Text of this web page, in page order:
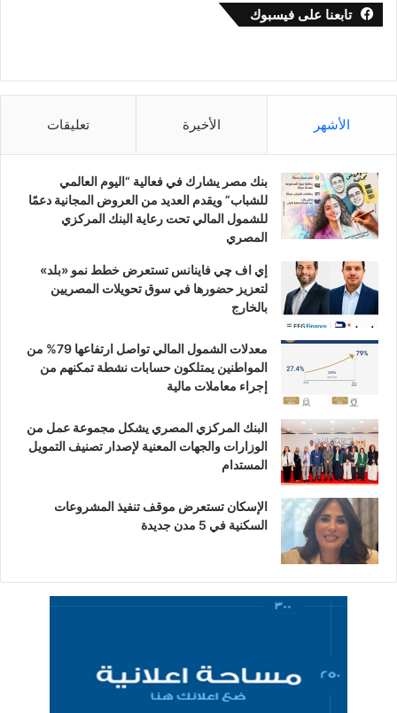
تابعنا على فيسبوك
الأشهر الأخيرة تعليقات
بنك مصر يشارك في فعالية “اليوم العالمي
للشباب” ويقدم العديد من العروض المجانية دعمًا
للشمول المالي تحت رعاية البنك المركزي
المصري
إي اف چي فاينانس تستعرض خطط نمو «بلد»
لتعزيز حضورها في سوق تحويلات المصريين
بالخارج
معدلات الشمول المالي تواصل ارتفاعها 79% من
المواطنين يمتلكون حسابات نشطة تمكنهم من
إجراء معاملات مالية
البنك المركزي المصري يشكل مجموعة عمل من
الوزارات والجهات المعنية لإصدار تصنيف التمويل
المستدام
الإسكان تستعرض موقف تنفيذ المشروعات
السكنية في 5 مدن جديدة